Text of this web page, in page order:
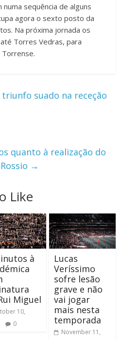
sequência de alguns
agora o sexto posto da
Na próxima jornada os
Torres Vedras, para
triunfo suado na receção
quanto à realização do
→
Like
à
Miguel
10,
0
Lucas
Veríssimo
sofre lesão
grave e não
vai jogar
mais nesta
temporada
November 11,